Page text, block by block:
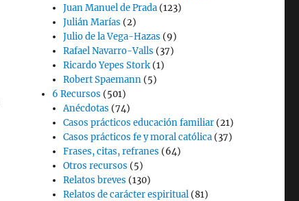
Juan Manuel de Prada (123)
Julián Marías (2)
Julio de la Vega-Hazas (9)
Rafael Navarro-Valls (37)
Ricardo Yepes Stork (1)
Robert Spaemann (5)
6 Recursos (501)
Anécdotas (74)
Casos prácticos educación familiar (21)
Casos prácticos fe y moral católica (37)
Frases, citas, refranes (64)
Otros recursos (5)
Relatos breves (130)
Relatos de carácter espiritual (81)